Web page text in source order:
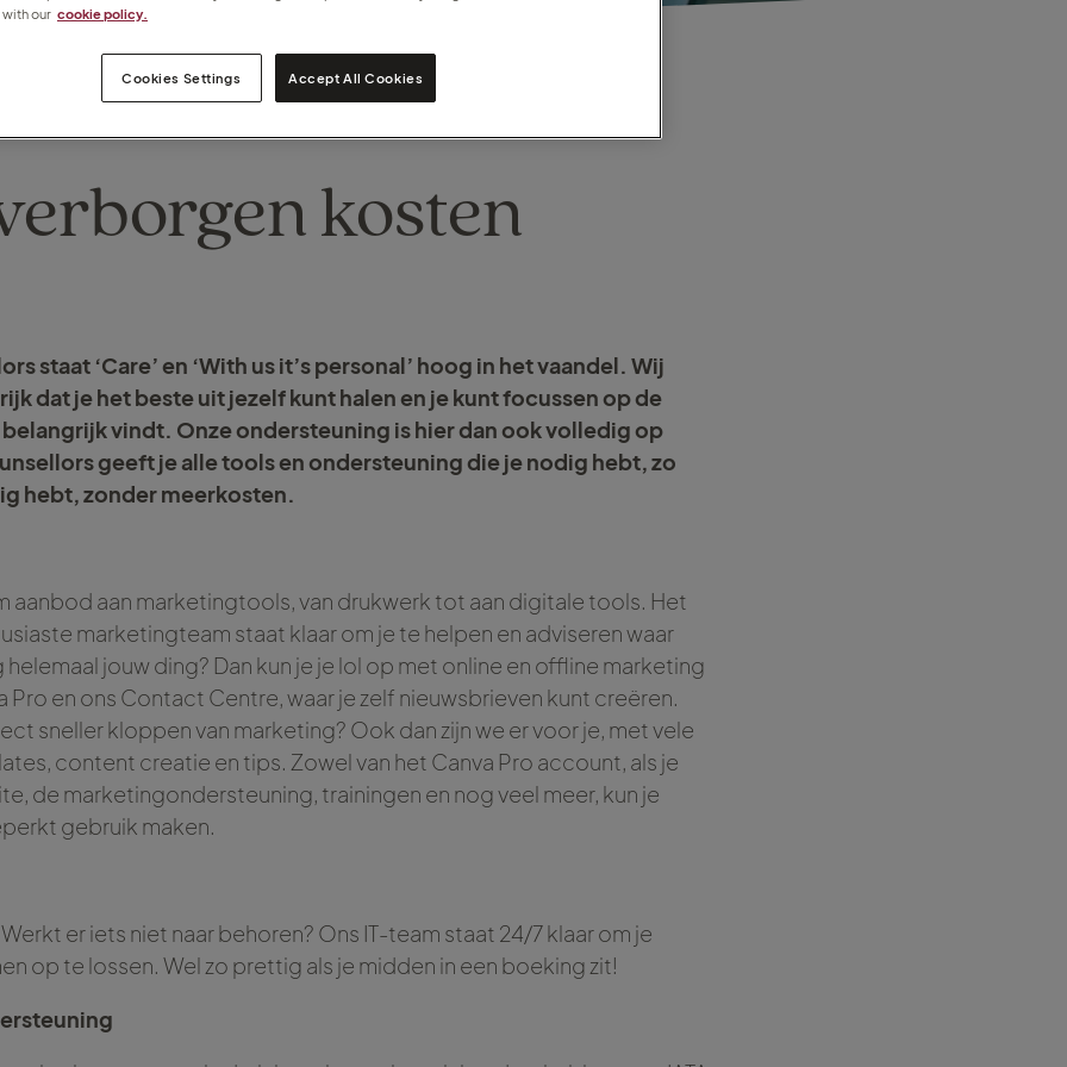
kosten
staat ‘Care’ en ‘With us it’s personal’ hoog in het vaandel. Wij
dat je het beste uit jezelf kunt halen en je kunt focussen op de
vindt. Onze ondersteuning is hier dan ook volledig op
geeft je alle tools en ondersteuning die je nodig hebt, zo
hebt, zonder meerkosten.
aanbod aan marketingtools, van drukwerk tot aan digitale tools. Het
marketingteam staat klaar om je te helpen en adviseren waar
jouw ding? Dan kun je je lol op met online en offline marketing
Pro en ons Contact Centre, waar je zelf nieuwsbrieven kunt creëren.
sneller kloppen van marketing? Ook dan zijn we er voor je, met vele
content creatie en tips. Zowel van het Canva Pro account, als je
de marketingondersteuning, trainingen en nog veel meer, kun je
gebruik maken.
er iets niet naar behoren? Ons IT-team staat 24/7 klaar om je
op te lossen. Wel zo prettig als je midden in een boeking zit!
our cookie policy.
Cookies Settings Accept All Cookies